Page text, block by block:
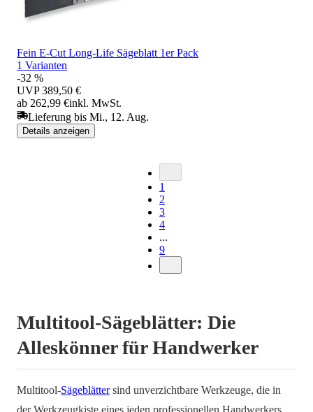
Fein E-Cut Long-Life Sägeblatt 1er Pack
1 Varianten
-32 %
UVP 389,50 €
ab 262,99 €inkl. MwSt.
Lieferung bis Mi., 12. Aug.
Details anzeigen
1
2
3
4
...
9
Multitool-Sägeblätter: Die
Alleskönner für Handwerker
Multitool-Sägeblättersind unverzichtbare Werkzeuge, die in
der Werkzeugkiste eines jeden professionellen Handwerkers